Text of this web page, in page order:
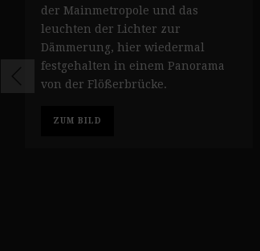
der Mainmetropole und das
leuchten der Lichter zur
Dämmerung, hier wiedermal
festgehalten in einem Panorama
von der Flößerbrücke.
ZUM BILD